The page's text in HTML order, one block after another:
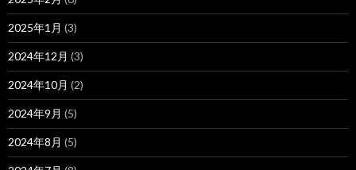
2025年1月 (3)
2024年12月 (3)
2024年10月 (2)
2024年9月 (5)
2024年8月 (5)